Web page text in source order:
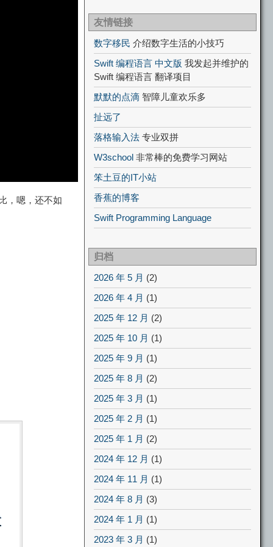
，嗯，还不如
友情链接
数字移民 介绍数字生活的小技巧
Swift 编程语言 中文版 我发起并维护的
Swift 编程语言 翻译项目
默默的点滴 智障儿童欢乐多
扯远了
落格输入法 专业双拼
W3school 非常棒的免费学习网站
笨土豆的IT小站
香蕉的博客
Swift Programming Language
归档
2026 年 5 月 (2)
2026 年 4 月 (1)
2025 年 12 月 (2)
2025 年 10 月 (1)
2025 年 9 月 (1)
2025 年 8 月 (2)
2025 年 3 月 (1)
2025 年 2 月 (1)
2025 年 1 月 (2)
2024 年 12 月 (1)
2024 年 11 月 (1)
2024 年 8 月 (3)
2024 年 1 月 (1)
2023 年 3 月 (1)